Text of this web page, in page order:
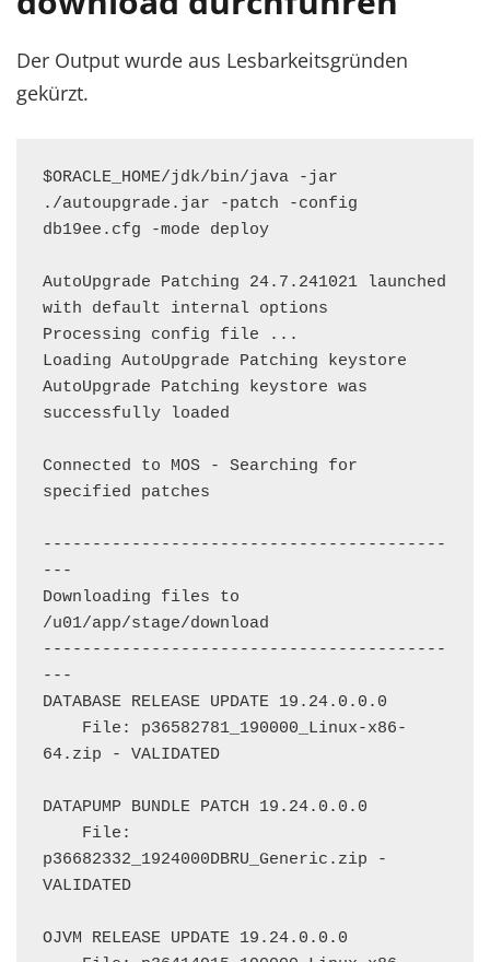
Der Output wurde aus Lesbarkeitsgründen
gekürzt.
$ORACLE_HOME/jdk/bin/java -jar
./autoupgrade.jar -patch -config
db19ee.cfg -mode deploy
AutoUpgrade Patching 24.7.241021 launched
with default internal options
Processing config file ...
Loading AutoUpgrade Patching keystore
AutoUpgrade Patching keystore was
successfully loaded
Connected to MOS - Searching for
specified patches
-----------------------------------------
---
Downloading files to
/u01/app/stage/download
-----------------------------------------
---
DATABASE RELEASE UPDATE 19.24.0.0.0
64.zip - VALIDATED
DATAPUMP BUNDLE PATCH 19.24.0.0.0
p36682332_1924000DBRU_Generic.zip -
VALIDATED
OJVM RELEASE UPDATE 19.24.0.0.0